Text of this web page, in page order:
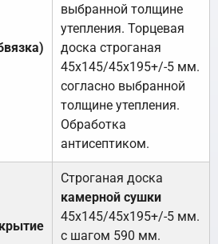
выбранной толщине
утепления. Торцевая
доска строганая
45х145/45х195+/-5 мм.
согласно выбранной
толщине утепления.
Обработка
антисептиком.
Строганая доска
камерной сушки
45х145/45х195+/-5 мм.
с шагом 590 мм.